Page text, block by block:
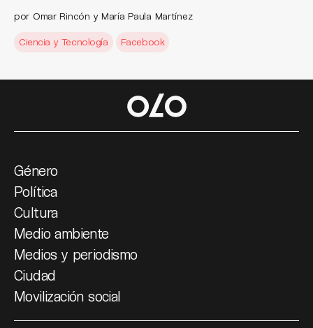
por Omar Rincón y María Paula Martínez
Ciencia y Tecnología Facebook
Género
Política
Cultura
Medio ambiente
Medios y periodismo
Ciudad
Movilización social